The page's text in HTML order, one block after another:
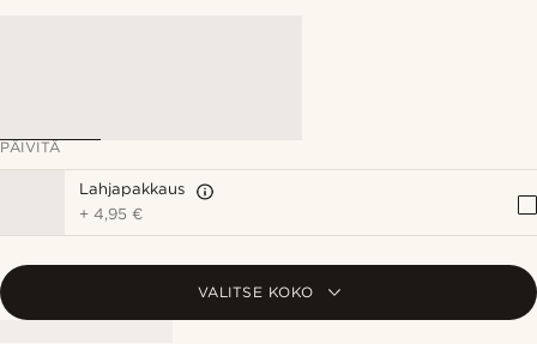
PÄIVITÄ
Lahjapakkaus
+4,95 €
VALITSE KOKO